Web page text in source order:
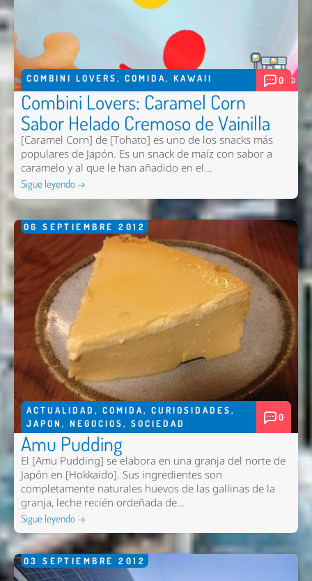
COMBINI LOVERS, COMIDA, KAWAII 0
Combini Lovers: Caramel Corn
Sabor Helado Cremoso de Vainilla
[Caramel Corn] de [Tohato] es uno de los snacks más
populares de Japón. Es un snack de maíz con sabor a
caramelo y al que le han añadido en el...
Sigue leyendo →
06 SEPTIEMBRE 2012
ACTUALIDAD , COMIDA, CURIOSIDADES,
JAPON , NEGOCIOS, SOCIEDAD
0
Amu Pudding
El [Amu Pudding] se elabora en una granja del norte de
Japón en [Hokkaido]. Sus ingredientes son
completamente naturales huevos de las gallinas de la
granja, leche recién ordeñada de...
Sigue leyendo →
03 SEPTIEMBRE 2012